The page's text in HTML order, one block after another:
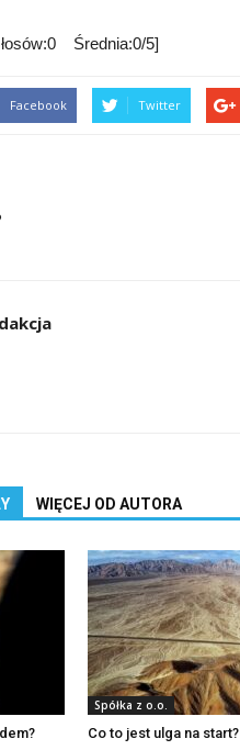
Średnia:0/5]
Facebook Twitter
WIĘCEJ OD AUTORA
Spółka z o.o.
Co to jest ulga na start?